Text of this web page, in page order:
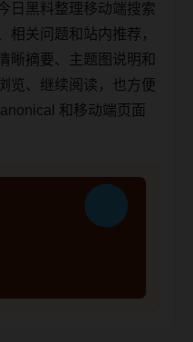
日黑料整理移动端搜索
相关问题和站内推荐，
晰摘要、主题图说明和
览、继续阅读，也方便
和移动端页面